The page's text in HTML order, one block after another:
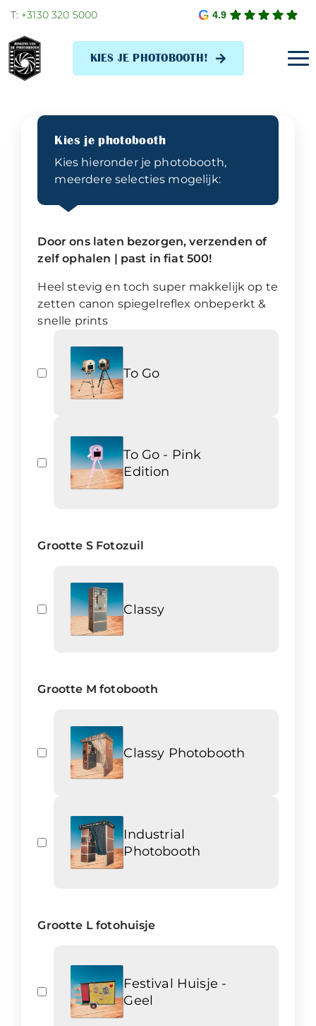
content
T: +3130 320 5000 4.9
KIES JE PHOTOBOOTH!
Kies je photobooth
Kies hieronder je photobooth,
meerdere selecties mogelijk:
Door ons laten bezorgen, verzenden of
zelf ophalen | past in fiat 500!
Heel stevig en toch super makkelijk op te
zetten canon spiegelreflex onbeperkt &
snelle prints
To Go
To Go - Pink
Edition
Grootte S Fotozuil
Classy
Grootte M fotobooth
Classy Photobooth
Industrial
Photobooth
Grootte L fotohuisje
Festival Huisje -
Geel